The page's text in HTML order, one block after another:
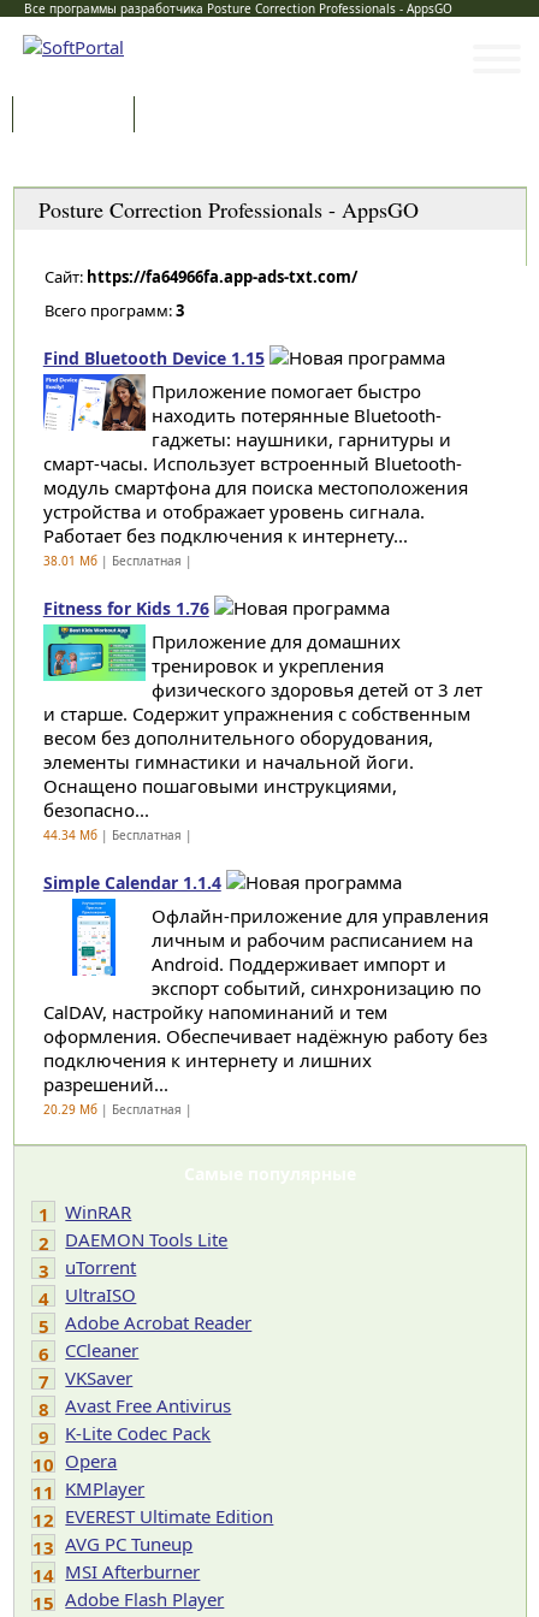
Все программы разработчика Posture Correction Professionals - AppsGO
Posture Correction Professionals - AppsGO
Сайт: https://fa64966fa.app-ads-txt.com/
Всего программ:3
Find Bluetooth Device 1.15
Приложение помогает быстро
находить потерянные Bluetooth-
гаджеты: наушники, гарнитуры и
смарт-часы. Использует встроенный Bluetooth-
модуль смартфона для поиска местоположения
устройства и отображает уровень сигнала.
Работает без подключения к интернету...
38.01 Мб| Бесплатная |
Fitness for Kids 1.76
Приложение для домашних
тренировок и укрепления
физического здоровья детей от 3 лет
и старше. Содержит упражнения с собственным
весом без дополнительного оборудования,
элементы гимнастики и начальной йоги.
Оснащено пошаговыми инструкциями,
безопасно...
44.34 Мб| Бесплатная |
Simple Calendar 1.1.4
Офлайн-приложение для управления
личным и рабочим расписанием на
Android. Поддерживает импорт и
экспорт событий, синхронизацию по
CalDAV, настройку напоминаний и тем
оформления. Обеспечивает надёжную работу без
подключения к интернету и лишних
разрешений...
20.29 Мб| Бесплатная |
Самые популярные
1
WinRAR
2
DAEMON Tools Lite
3
uTorrent
4
UltraISO
5
Adobe Acrobat Reader
6
CCleaner
7
VKSaver
8
Avast Free Antivirus
9
K-Lite Codec Pack
10 Opera
11 KMPlayer
12 EVEREST Ultimate Edition
13 AVG PC Tuneup
14 MSI Afterburner
15 Adobe Flash Player